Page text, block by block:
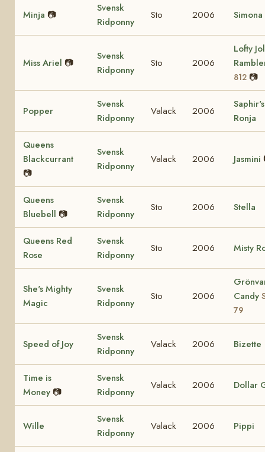
Minja 📷
Svensk
Ridponny
Sto 2006 Simona
Miss Ariel 📷
Svensk
Ridponny
Sto 2006
Lofty
812 📷
Popper
Svensk
Ridponny
Valack 2006
Saphir's
Ronja
Queens
Blackcurrant
📷
Svensk
Ridponny
Valack 2006 Jasmini
Queens
Bluebell 📷
Svensk
Ridponny
Sto 2006 Stella
Queens Red
Rose
Svensk
Ridponny
Sto 2006 Misty
She's Mighty
Magic
Svensk
Ridponny
Sto 2006
Candy
79
Speed of Joy
Svensk
Ridponny
Valack 2006 Bizette
Time is
Money 📷
Svensk
Ridponny
Valack 2006 Dollar
Wille
Svensk
Ridponny
Valack 2006 Pippi